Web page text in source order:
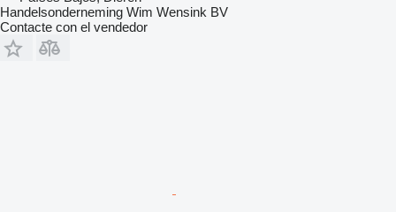
Handelsonderneming Wim Wensink BV
Contacte con el vendedor